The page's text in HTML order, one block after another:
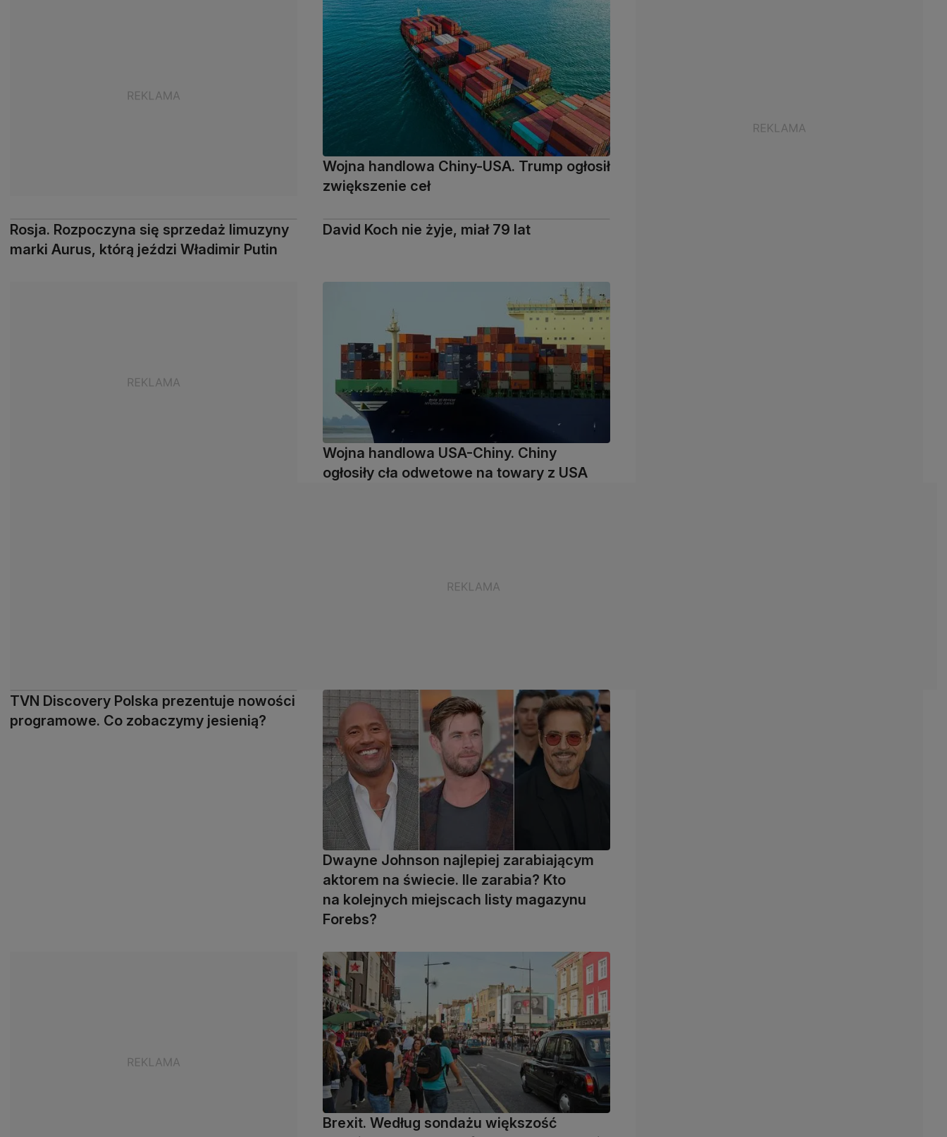
Wojna handlowa Chiny-USA. Trump ogłosił
zwiększenie ceł
Rosja. Rozpoczyna się sprzedaż limuzyny
marki Aurus, którą jeździ Władimir Putin
David Koch nie żyje, miał 79 lat
Wojna handlowa USA-Chiny. Chiny
ogłosiły cła odwetowe na towary z USA
TVN Discovery Polska prezentuje nowości
programowe. Co zobaczymy jesienią?
Dwayne Johnson najlepiej zarabiającym
aktorem na świecie. Ile zarabia? Kto
na kolejnych miejscach listy magazynu
Forebs?
Brexit. Według sondażu większość